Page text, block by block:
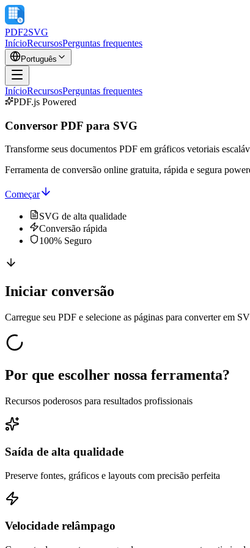
PDF2SVG
InícioRecursosPerguntas frequentes
Português
InícioRecursosPerguntas frequentes
PDF.js Powered
Conversor PDF para SVG
Transforme seus documentos PDF em gráficos vetoriais
Ferramenta de conversão online gratuita, rápida e segura
Começar
SVG de alta qualidade
Conversão rápida
100% Seguro
Iniciar conversão
Carregue seu PDF e selecione as páginas para converter em
Por que escolher nossa ferramenta?
Recursos poderosos para resultados profissionais
Saída de alta qualidade
Preserve fontes, gráficos e layouts com precisão perfeita
Velocidade relâmpago